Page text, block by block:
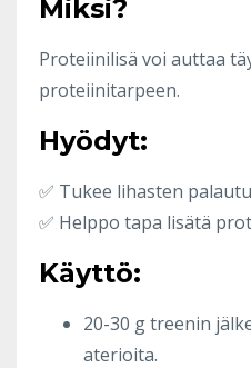
Miksi?
Proteiinilisä voi auttaa
proteiinitarpeen.
Hyödyt:
✅ Tukee lihasten
✅ Helppo tapa lisätä
Käyttö:
20-30 g treenin
aterioita.